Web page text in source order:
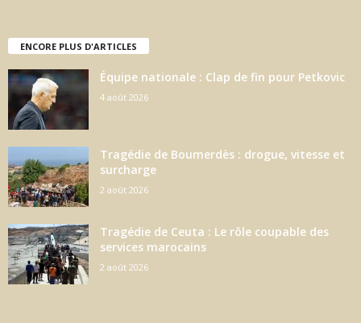
ENCORE PLUS D'ARTICLES
Équipe nationale : Clap de fin pour Petkovic
4 août 2026
Tragédie de Boumerdès : drogue, vitesse et
surcharge
2 août 2026
Tragédie de Ceuta : Le rôle coupable des
services marocains
2 août 2026